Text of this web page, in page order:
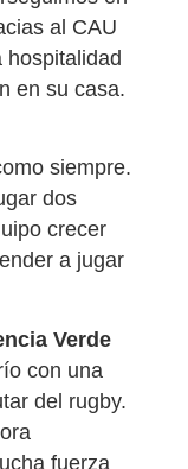
al CAU
hospitalidad
en su casa.
siempre.
dos
crecer
a jugar
Verde
con una
del rugby.
fuerza